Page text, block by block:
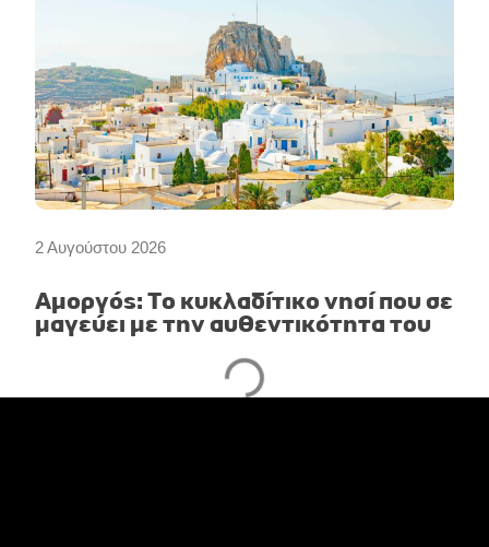
2 Αυγούστου 2026
Αμοργός: Το κυκλαδίτικο νησί που σε
μαγεύει με την αυθεντικότητα του